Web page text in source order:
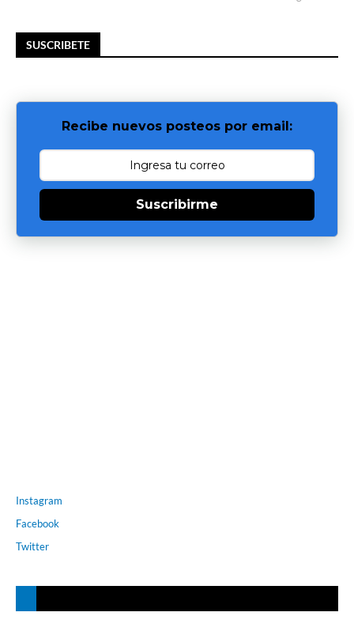
SUSCRIBETE
Recibe nuevos posteos por email:
Suscribirme
Instagram
Facebook
Twitter